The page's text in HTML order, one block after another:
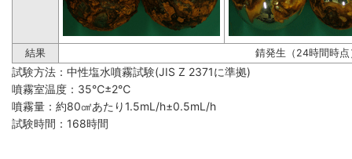
結果 錆発生（24時間時点
試験方法：中性塩水噴霧試験(JIS Z 2371に準拠)
噴霧室温度：35℃±2℃
噴霧量：約80㎠あたり1.5mL/h±0.5mL/h
試験時間：168時間